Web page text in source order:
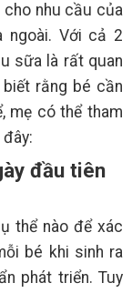
nhu cầu của
ngoài. Với cả 2
sữa là rất quan
rằng bé cần
mẹ có thể tham
đầu tiên
thể nào để xác
bé khi sinh ra
phát triển. Tuy